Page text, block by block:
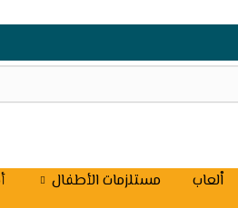
اْلعاب مستلزمات الأطفال